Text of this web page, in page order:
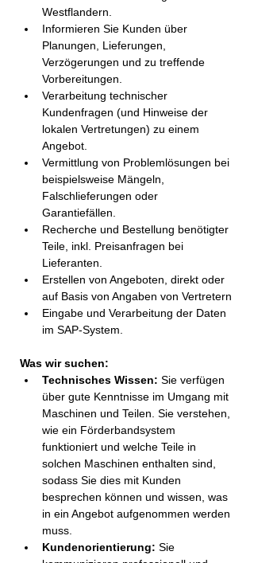
Westflandern.
Informieren Sie Kunden über
Planungen, Lieferungen,
Verzögerungen und zu treffende
Vorbereitungen.
Verarbeitung technischer
Kundenfragen (und Hinweise der
lokalen Vertretungen) zu einem
Angebot.
Vermittlung von Problemlösungen bei
beispielsweise Mängeln,
Falschlieferungen oder
Garantiefällen.
Recherche und Bestellung benötigter
Teile, inkl. Preisanfragen bei
Lieferanten.
Erstellen von Angeboten, direkt oder
auf Basis von Angaben von Vertretern
Eingabe und Verarbeitung der Daten
im SAP-System.
Was wir suchen:
Technisches Wissen: Sie verfügen
über gute Kenntnisse im Umgang mit
Maschinen und Teilen. Sie verstehen,
wie ein Förderbandsystem
funktioniert und welche Teile in
solchen Maschinen enthalten sind,
sodass Sie dies mit Kunden
besprechen können und wissen, was
in ein Angebot aufgenommen werden
muss.
Kundenorientierung: Sie